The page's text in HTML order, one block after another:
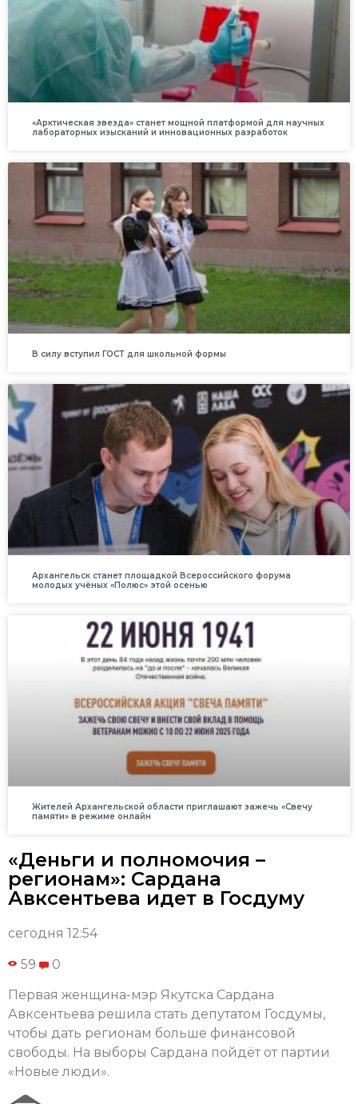
«Арктическая звезда» станет мощной платформой для научных
лабораторных изысканий и инновационных разработок
В силу вступил ГОСТ для школьной формы
Архангельск станет площадкой Всероссийского форума
молодых учёных «Полюс» этой осенью
Жителей Архангельской области приглашают зажечь «Свечу
памяти» в режиме онлайн
«Деньги и полномочия –
регионам»: Сардана
Авксентьева идет в Госдуму
сегодня 12:54
59 0
Первая женщина-мэр Якутска Сардана
Авксентьева решила стать депутатом Госдумы,
чтобы дать регионам больше финансовой
свободы. На выборы Сардана пойдёт от партии
«Новые люди».